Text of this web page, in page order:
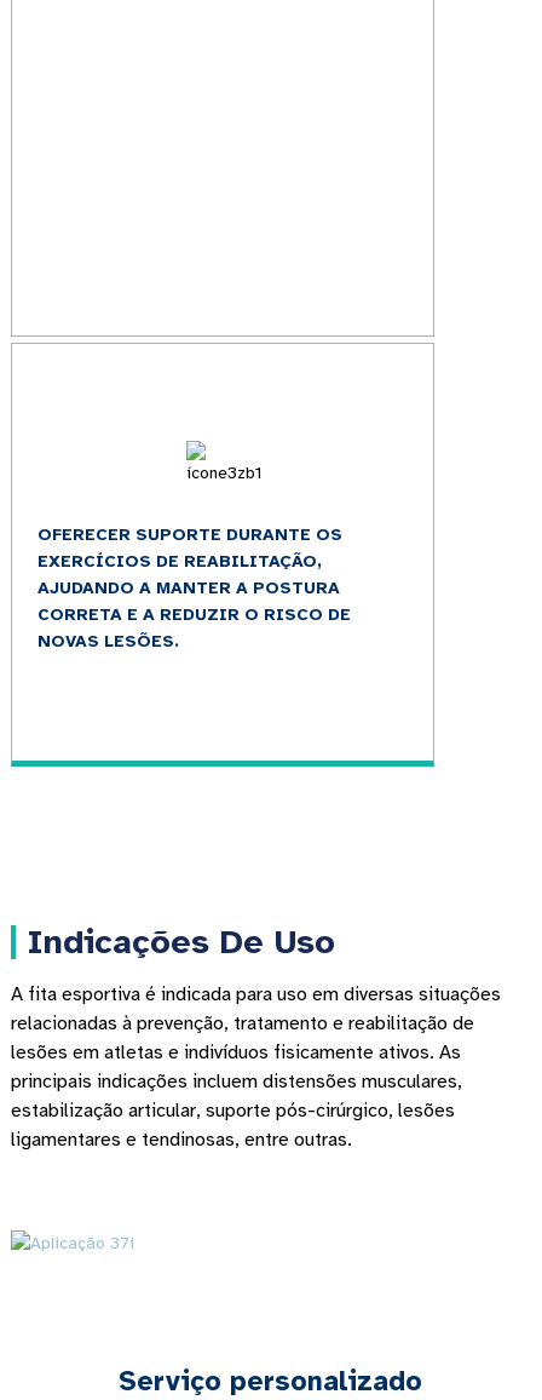
OFERECER SUPORTE DURANTE OS
EXERCÍCIOS DE REABILITAÇÃO,
AJUDANDO A MANTER A POSTURA
CORRETA E A REDUZIR O RISCO DE
NOVAS LESÕES.
Indicações De Uso
A fita esportiva é indicada para uso em diversas situações
relacionadas à prevenção, tratamento e reabilitação de
lesões em atletas e indivíduos fisicamente ativos. As
principais indicações incluem distensões musculares,
estabilização articular, suporte pós-cirúrgico, lesões
ligamentares e tendinosas, entre outras.
Serviço personalizado